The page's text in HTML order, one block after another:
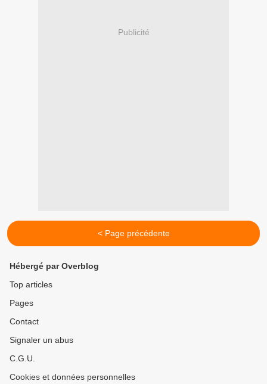
Publicité
< Page précédente
Hébergé par Overblog
Top articles
Pages
Contact
Signaler un abus
C.G.U.
Cookies et données personnelles